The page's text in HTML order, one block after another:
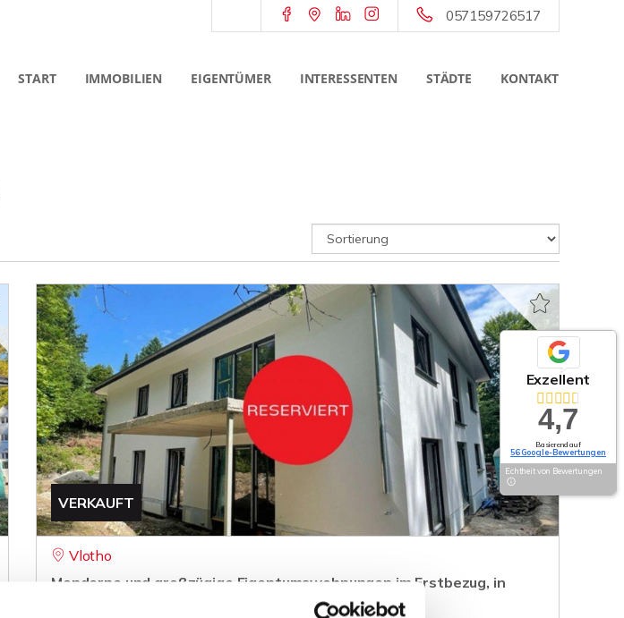
057159726517
START IMMOBILIEN EIGENTÜMER INTERESSENTEN STÄDTE KONTAKT
VERKAUFT
Vlotho
Monderne und großzügige Eigentumswohnungen im Erstbezug, in
Exzellent
4,7
Basierend auf
56 Google-Bewertungen
Echtheit von Bewertungen